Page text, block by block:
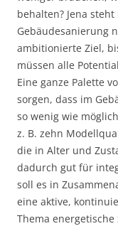
behalten? Jena
Gebäudesanierung
ambitionierte Ziel,
müssen alle
Eine ganze Palette
sorgen, dass im
so wenig wie
z. B. zehn
die in Alter und
dadurch gut für
soll es in
eine aktive,
Thema